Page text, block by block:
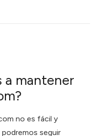
a mantener
no es fácil y
seguir